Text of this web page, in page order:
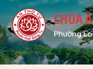
CHÙA
Phường